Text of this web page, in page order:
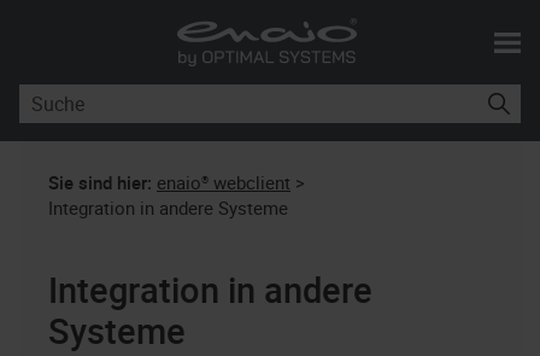
Skip To Main Content
Sie sind hier: enaio® webclient >
Integration in andere Systeme
Integration in andere
Systeme